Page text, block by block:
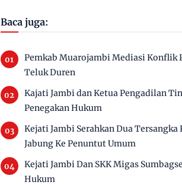
Baca juga:
Pemkab Muarojambi Mediasi Konflik
Teluk Duren
Kajati Jambi dan Ketua Pengadilan
Penegakan Hukum
Kejati Jambi Serahkan Dua
Jabung Ke Penuntut Umum
Kejati Jambi Dan SKK Migas
Hukum